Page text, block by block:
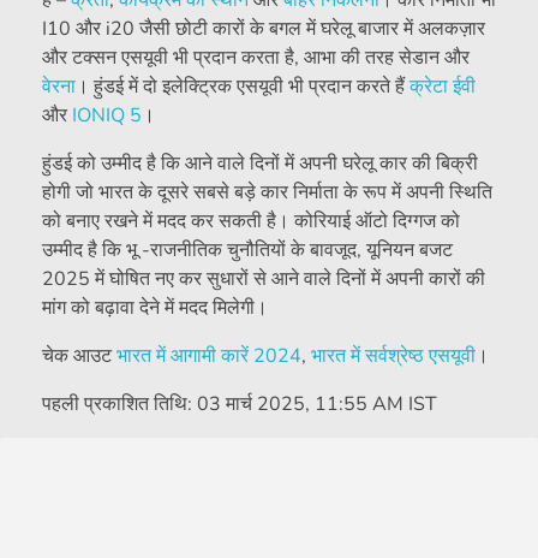
I10 और i20 जैसी छोटी कारों के बगल में घरेलू बाजार में अलकज़ार
और टक्सन एसयूवी भी प्रदान करता है, आभा की तरह सेडान और
वेरना । हुंडई में दो इलेक्ट्रिक एसयूवी भी प्रदान करते हैंक्रेटा ईवी
और IONIQ 5 ।
हुंडई को उम्मीद है कि आने वाले दिनों में अपनी घरेलू कार की बिक्री
होगी जो भारत के दूसरे सबसे बड़े कार निर्माता के रूप में अपनी स्थिति
को बनाए रखने में मदद कर सकती है। कोरियाई ऑटो दिग्गज को
उम्मीद है कि भू -राजनीतिक चुनौतियों के बावजूद, यूनियन बजट
2025 में घोषित नए कर सुधारों से आने वाले दिनों में अपनी कारों की
मांग को बढ़ावा देने में मदद मिलेगी।
चेक आउटभारत में आगामी कारें 2024, भारत में सर्वश्रेष्ठ एसयूवी ।
पहली प्रकाशित तिथि: 03 मार्च 2025, 11:55 AM IST